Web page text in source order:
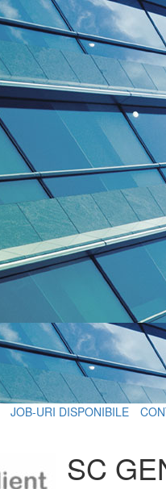
JOB-URI DISPONIBILE
SC